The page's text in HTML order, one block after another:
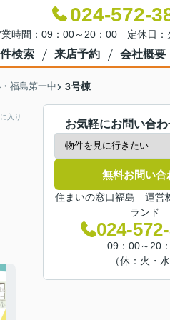
024-572-
時間：09：00～20：00 定休日：
検索 来店予約 会社概要
福島第一中 3号棟
入り
お気軽にお問い合
無料お問い合
住まいの窓口福島 運営
ランド
024-
09：00～20
（休：火・水